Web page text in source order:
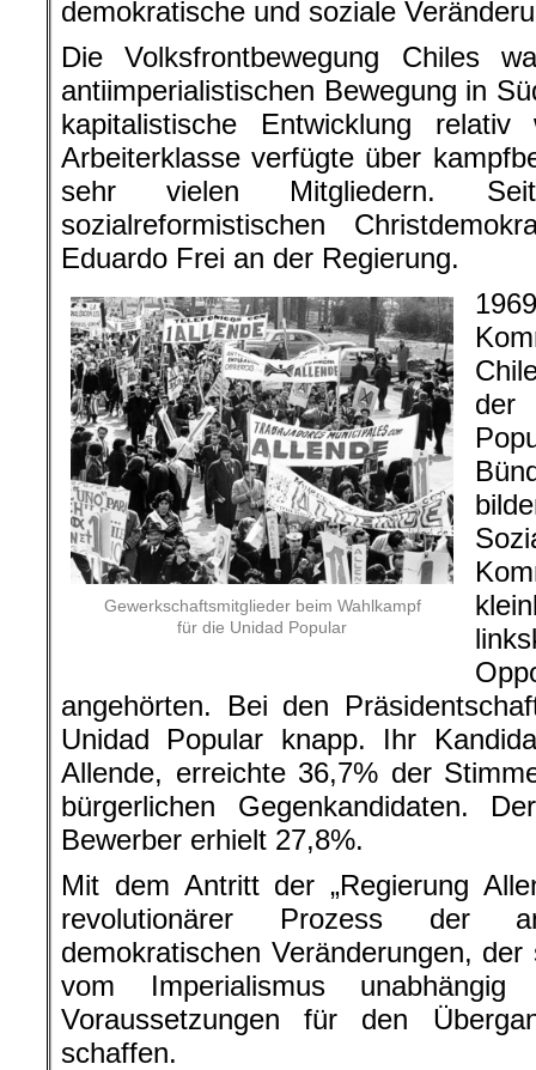
demokratische und soziale
Die Volksfrontbewegung Chiles
antiimperialistischen Bewegung in
kapitalistische Entwicklung
Arbeiterklasse verfügte über
sehr vielen Mitgliedern.
sozialreformistischen
Eduardo Frei an der Regierung.
Gewerkschaftsmitglieder beim Wahlkampf
für die Unidad Popular
der
angehörten. Bei den
Unidad Popular knapp. Ihr
Allende, erreichte 36,7% der
bürgerlichen Gegenkandidaten.
Bewerber erhielt 27,8%.
Mit dem Antritt der „Regierung
revolutionärer Prozess der
demokratischen Veränderungen,
vom Imperialismus
Voraussetzungen für den
schaffen.